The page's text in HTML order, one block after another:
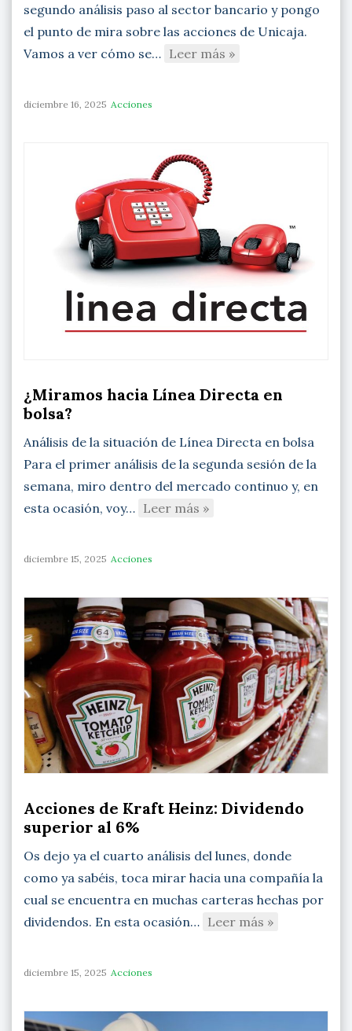
segundo análisis paso al sector bancario y pongo
el punto de mira sobre las acciones de Unicaja.
Vamos a ver cómo se… Leer más »
diciembre 16, 2025 Acciones
¿Miramos hacia Línea Directa en
bolsa?
Análisis de la situación de Línea Directa en bolsa
Para el primer análisis de la segunda sesión de la
semana, miro dentro del mercado continuo y, en
esta ocasión, voy… Leer más »
diciembre 15, 2025 Acciones
Acciones de Kraft Heinz: Dividendo
superior al 6%
Os dejo ya el cuarto análisis del lunes, donde
como ya sabéis, toca mirar hacia una compañía la
cual se encuentra en muchas carteras hechas por
dividendos. En esta ocasión… Leer más »
diciembre 15, 2025 Acciones